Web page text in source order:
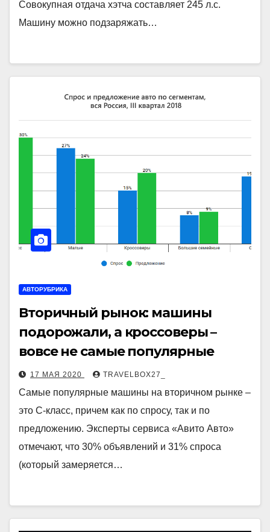
Совокупная отдача хэтча составляет 245 л.с.
Машину можно подзаряжать…
АВТОРУБРИКА
Вторичный рынок: машины
подорожали, а кроссоверы –
вовсе не самые популярные
17 МАЯ 2020 TRAVELBOX27_
Самые популярные машины на вторичном рынке –
это C-класс, причем как по спросу, так и по
предложению. Эксперты сервиса «Авито Авто»
отмечают, что 30% объявлений и 31% спроса
(который замеряется…